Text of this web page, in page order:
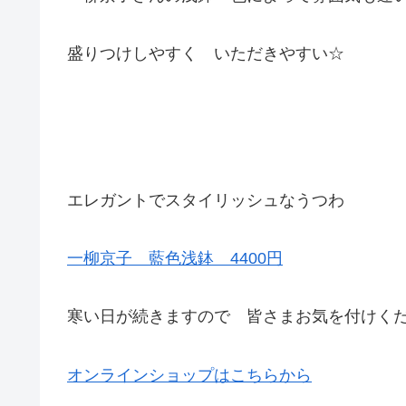
盛りつけしやすく いただきやすい☆
エレガントでスタイリッシュなうつわ
一柳京子 藍色浅鉢 4400円
寒い日が続きますので 皆さまお気を付けく
オンラインショップはこちらから